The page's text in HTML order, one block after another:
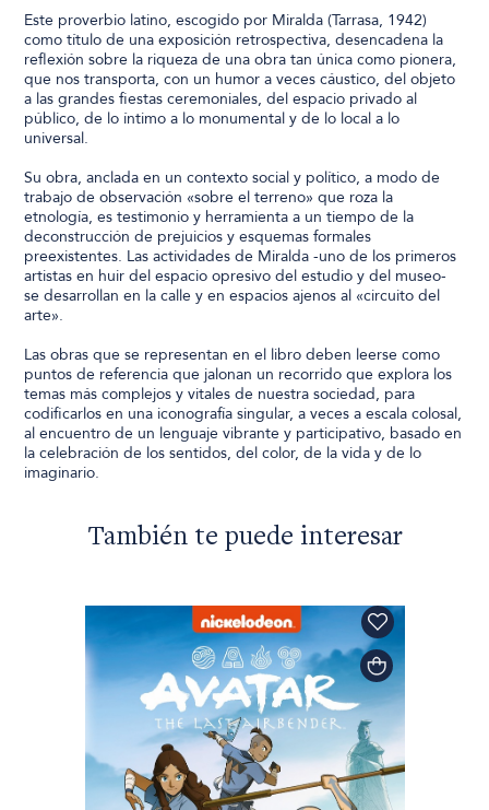
Este proverbio latino, escogido por Miralda (Tarrasa, 1942)
como título de una exposición retrospectiva, desencadena la
reflexión sobre la riqueza de una obra tan única como pionera,
que nos transporta, con un humor a veces cáustico, del objeto
a las grandes fiestas ceremoniales, del espacio privado al
público, de lo íntimo a lo monumental y de lo local a lo
universal.
Su obra, anclada en un contexto social y político, a modo de
trabajo de observación «sobre el terreno» que roza la
etnología, es testimonio y herramienta a un tiempo de la
deconstrucción de prejuicios y esquemas formales
preexistentes. Las actividades de Miralda -uno de los primeros
artistas en huir del espacio opresivo del estudio y del museo-
se desarrollan en la calle y en espacios ajenos al «circuito del
arte».
Las obras que se representan en el libro deben leerse como
puntos de referencia que jalonan un recorrido que explora los
temas más complejos y vitales de nuestra sociedad, para
codificarlos en una iconografía singular, a veces a escala colosal,
al encuentro de un lenguaje vibrante y participativo, basado en
la celebración de los sentidos, del color, de la vida y de lo
imaginario.
También te puede interesar